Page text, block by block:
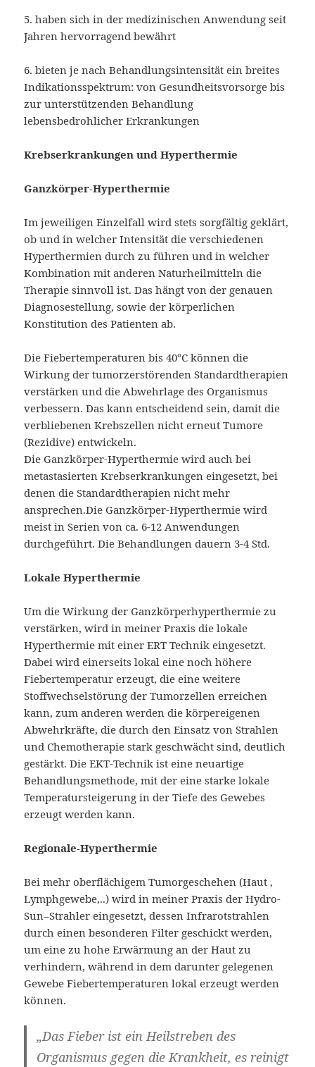
5. haben sich in der medizinischen Anwendung seit
Jahren hervorragend bewährt
6. bieten je nach Behandlungsintensität ein breites
Indikationsspektrum: von Gesundheitsvorsorge bis
zur unterstützenden Behandlung
lebensbedrohlicher Erkrankungen
Krebserkrankungen und Hyperthermie
Ganzkörper-Hyperthermie
Im jeweiligen Einzelfall wird stets sorgfältig geklärt,
ob und in welcher Intensität die verschiedenen
Hyperthermien durch zu führen und in welcher
Kombination mit anderen Naturheilmitteln die
Therapie sinnvoll ist. Das hängt von der genauen
Diagnosestellung, sowie der körperlichen
Konstitution des Patienten ab.
Die Fiebertemperaturen bis 40°C können die
Wirkung der tumorzerstörenden Standardtherapien
verstärken und die Abwehrlage des Organismus
verbessern. Das kann entscheidend sein, damit die
verbliebenen Krebszellen nicht erneut Tumore
(Rezidive) entwickeln.
Die Ganzkörper-Hyperthermie wird auch bei
metastasierten Krebserkrankungen eingesetzt, bei
denen die Standardtherapien nicht mehr
ansprechen.Die Ganzkörper-Hyperthermie wird
meist in Serien von ca. 6-12 Anwendungen
durchgeführt. Die Behandlungen dauern 3-4 Std.
Lokale Hyperthermie
Um die Wirkung der Ganzkörperhyperthermie zu
verstärken, wird in meiner Praxis die lokale
Hyperthermie mit einer ERT Technik eingesetzt.
Dabei wird einerseits lokal eine noch höhere
Fiebertemperatur erzeugt, die eine weitere
Stoffwechselstörung der Tumorzellen erreichen
kann, zum anderen werden die körpereigenen
Abwehrkräfte, die durch den Einsatz von Strahlen
und Chemotherapie stark geschwächt sind, deutlich
gestärkt. Die EKT-Technik ist eine neuartige
Behandlungsmethode, mit der eine starke lokale
Temperatursteigerung in der Tiefe des Gewebes
erzeugt werden kann.
Regionale-Hyperthermie
Bei mehr oberflächigem Tumorgeschehen (Haut ,
Lymphgewebe,..) wird in meiner Praxis der Hydro-
Sun–Strahler eingesetzt, dessen Infrarotstrahlen
durch einen besonderen Filter geschickt werden,
um eine zu hohe Erwärmung an der Haut zu
verhindern, während in dem darunter gelegenen
Gewebe Fiebertemperaturen lokal erzeugt werden
können.
„Das Fieber ist ein Heilstreben des
Organismus gegen die Krankheit, es reinigt